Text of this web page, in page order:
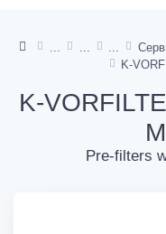
K-
Pre-filters